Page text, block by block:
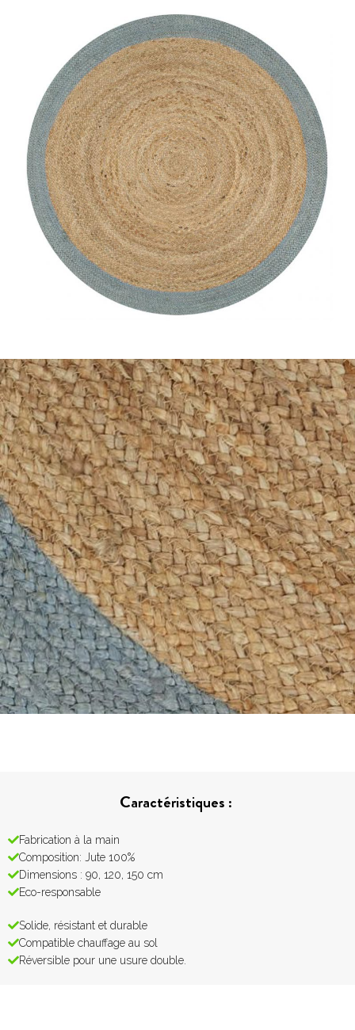
Caractéristiques :
Fabrication à la main
Composition: Jute 100%
Dimensions : 90, 120, 150 cm
Eco-responsable
Solide, résistant et durable
Compatible chauffage au sol
Réversible pour une usure double.